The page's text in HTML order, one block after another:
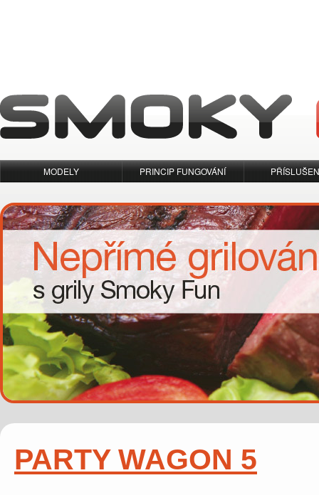
MODELY PRINCIP FUNGOVÁNÍ
PARTY WAGON 5